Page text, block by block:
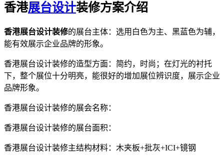
香港展台设计装修方案介绍
香港展台设计装修的展台主体：选用白色为主、黑蓝色为辅，
能有效展示企业品牌的形象。
香港展台设计装修的造型方面：简约，时尚；在灯光的衬托
下，整个展位十分明亮，能很好的增加展位辨识度，展示企业
品牌形象。
香港展台设计装修的展会名称：
香港展台设计装修的展台面积：
香港展台设计装修主结构材料：木夹板+批灰+ICI+镜钢